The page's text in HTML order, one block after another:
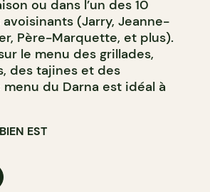
ou dans l’un des 10
(Jarry, Jeanne-
Père-Marquette, et plus).
le menu des grillades,
des tajines et des
du Darna est idéal à
EST